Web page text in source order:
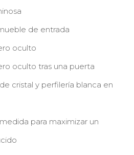
de entrada
oculto
oculto tras una puerta
cristal y perfilería blanca en
para maximizar un